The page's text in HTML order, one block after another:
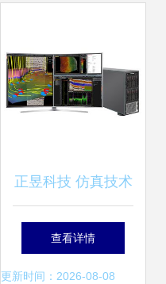
正昱科技 仿真技术
驱动下的软硬件协
同创新
查看详情
更新时间：2026-08-08